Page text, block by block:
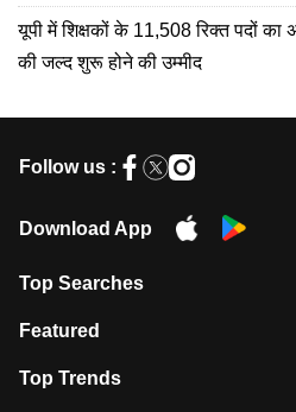
यूपी में शिक्षकों के 11,508 रिक्त पदों का
की जल्द शुरू होने की उम्मीद
Follow us :
Download App
Top Searches
भरत तिवारी कथित एनकाउंटर मामले में बड़ी
Featured
स्पेन में प्रवासियों का सैलाब! मोरक्को से
Top Trends